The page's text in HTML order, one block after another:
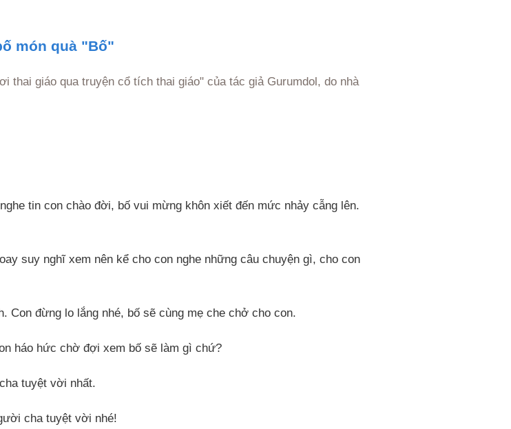
món quà "Bố"
thai giáo qua truyện cổ tích thai giáo" của tác giả Gurumdol, do nhà
tin con chào đời, bố vui mừng khôn xiết đến mức nhảy cẫng lên.
suy nghĩ xem nên kể cho con nghe những câu chuyện gì, cho con
Con đừng lo lắng nhé, bố sẽ cùng mẹ che chở cho con.
háo hức chờ đợi xem bố sẽ làm gì chứ?
tuyệt vời nhất.
cha tuyệt vời nhé!